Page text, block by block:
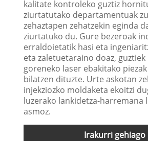
kalitate kontroleko guztiz
ziurtatutako departamentuak
zehaztapen zehatzekin eginda
ziurtatuko du. Gure bezeroak
erraldoietatik hasi eta
eta zaletuetaraino doaz, guztiek
goreneko laser ebakitako
bilatzen dituzte. Urte askotan
injekziozko moldaketa ekoitzi
luzerako lankidetza-harremana
asmoz.
Irakurri gehiago